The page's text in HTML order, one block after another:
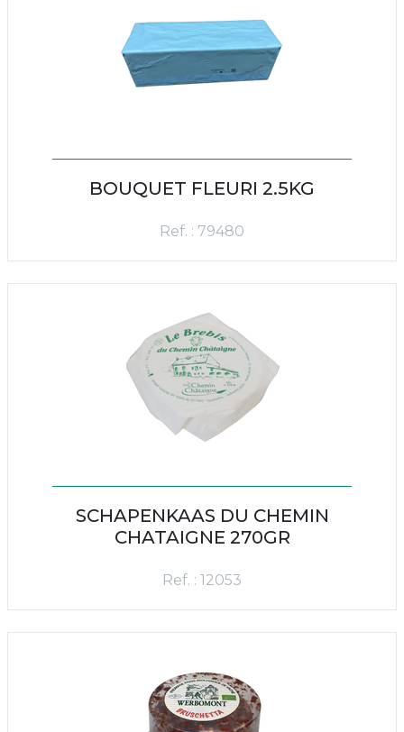
BOUQUET FLEURI 2.5KG
Ref. : 79480
SCHAPENKAAS DU CHEMIN
CHATAIGNE 270GR
Ref. : 12053